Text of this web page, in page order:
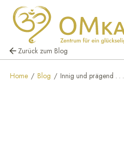
Zurück zum Blog
Home / Blog / Innig und prägend . . .